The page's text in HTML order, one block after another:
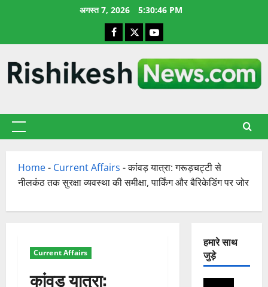
अगस्त 7, 2026 5:30:46 PM
Facebook
X YouTube
प्राथमिक
Home- Current Affairs -कांवड़ यात्रा: गरूड़चट्टी से
नीलकंठ तक सुरक्षा व्यवस्था की समीक्षा, पार्किंग और बैरिकेडिंग पर जोर
Current Affairs
कांवड़ यात्रा:
हमारे साथ
जुड़े